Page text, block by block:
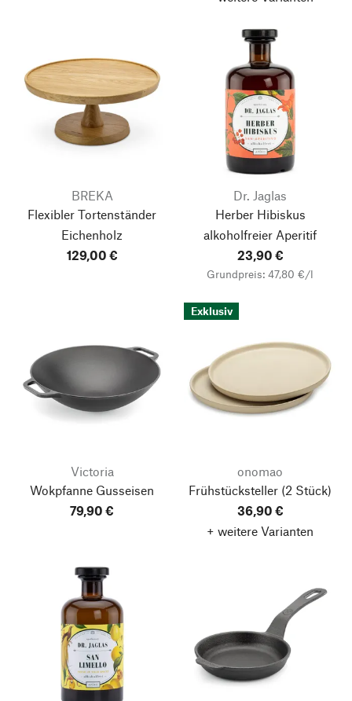
BREKA
Flexibler Tortenständer
Eichenholz
129,00 €
Dr. Jaglas
Herber Hibiskus
alkoholfreier Aperitif
23,90 €
Grundpreis: 47,80 €/l
Victoria
Wokpfanne Gusseisen
79,90 €
Exklusiv
onomao
Frühstücksteller (2 Stück)
36,90 €
+ weitere Varianten